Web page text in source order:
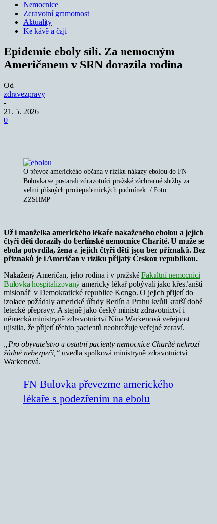
Nemocnice
Zdravotní gramotnost
Aktuality
Ke kávě a čaji
Epidemie eboly sílí. Za nemocným
Američanem v SRN dorazila rodina
Od
zdravezpravy
-
21. 5. 2026
0
O převoz amerického občana v riziku nákazy ebolou do FN
Bulovka se postarali zdravotníci pražské záchranné služby za
velmi přísných protiepidemických podmínek. / Foto:
ZZSHMP
Už i manželka amerického lékaře nakaženého ebolou a jejich
čtyři děti dorazily do berlínské nemocnice Charité. U muže se
ebola potvrdila, žena a jejich čtyři děti jsou bez příznaků. Bez
příznaků je i Američan v riziku přijatý Českou republikou.
Nakažený Američan, jeho rodina i v pražské Fakultní nemocnici
Bulovka hospitalizovaný americký lékař pobývali jako křesťanští
misionáři v Demokratické republice Kongo. O jejich přijetí do
izolace požádaly americké úřady Berlín a Prahu kvůli kratší době
letecké přepravy. A stejně jako český ministr zdravotnictví i
německá ministryně zdravotnictví Nina Warkenová veřejnost
ujistila, že přijetí těchto pacientů neohrožuje veřejné zdraví.
„Pro obyvatelstvo a ostatní pacienty nemocnice Charité nehrozí
žádné nebezpečí,“ uvedla spolková ministryně zdravotnictví
Warkenová.
FN Bulovka převezme amerického
lékaře s podezřením na ebolu